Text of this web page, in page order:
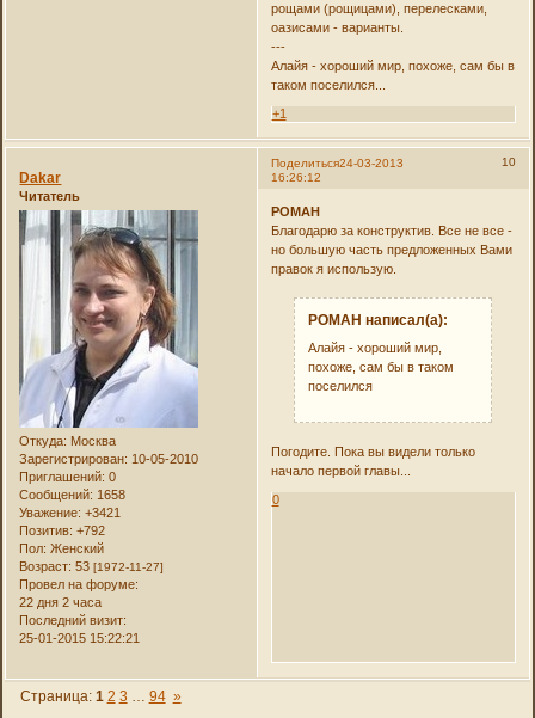
рощами (рощицами), перелесками,
оазисами - варианты.
---
Алайя - хороший мир, похоже, сам бы в
таком поселился...
+1
Поделиться 10
24-03-2013
16:26:12
Dakar
Читатель
Откуда: Москва
Зарегистрирован: 10-05-2010
Приглашений: 0
Сообщений: 1658
Уважение: +3421
Позитив: +792
Пол: Женский
Возраст: 53[1972-11-27]
Провел на форуме:
22 дня 2 часа
Последний визит:
25-01-2015 15:22:21
РОMAH
Благодарю за конструктив. Все не все -
но большую часть предложенных Вами
правок я использую.
РОMAH написал(а):
Алайя - хороший мир,
похоже, сам бы в таком
поселился
Погодите. Пока вы видели только
начало первой главы...
0
Страница: 1 2 3 … 94 »